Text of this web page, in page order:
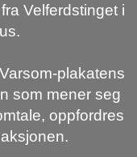
Velferdstinget i
plakatens
som mener seg
oppfordres